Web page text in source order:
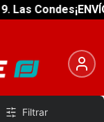
Las Condes
Filtrar